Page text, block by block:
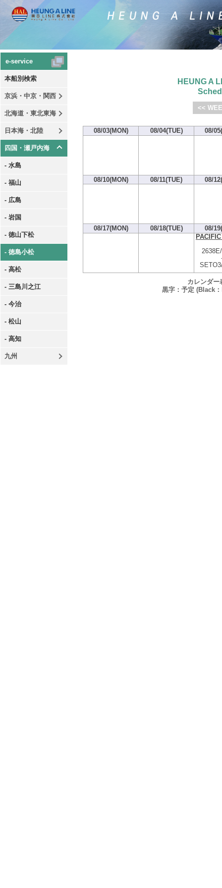
e-service
本船別検索
京浜・中京・関西
北海道・東北東海
日本海・北陸
四国・瀬戸内海
- 水島
- 福山
- 広島
- 岩国
- 徳山下松
- 徳島小松
- 高松
- 三島川之江
- 今治
- 松山
- 高知
九州
HEUNG A
<<
08/03(MON) 08/04(TUE) 08/
08/10(MON) 08/11(TUE) 08/
08/17(MON) 08/18(TUE)
08/
カレンダー
黒字：予定 (Black